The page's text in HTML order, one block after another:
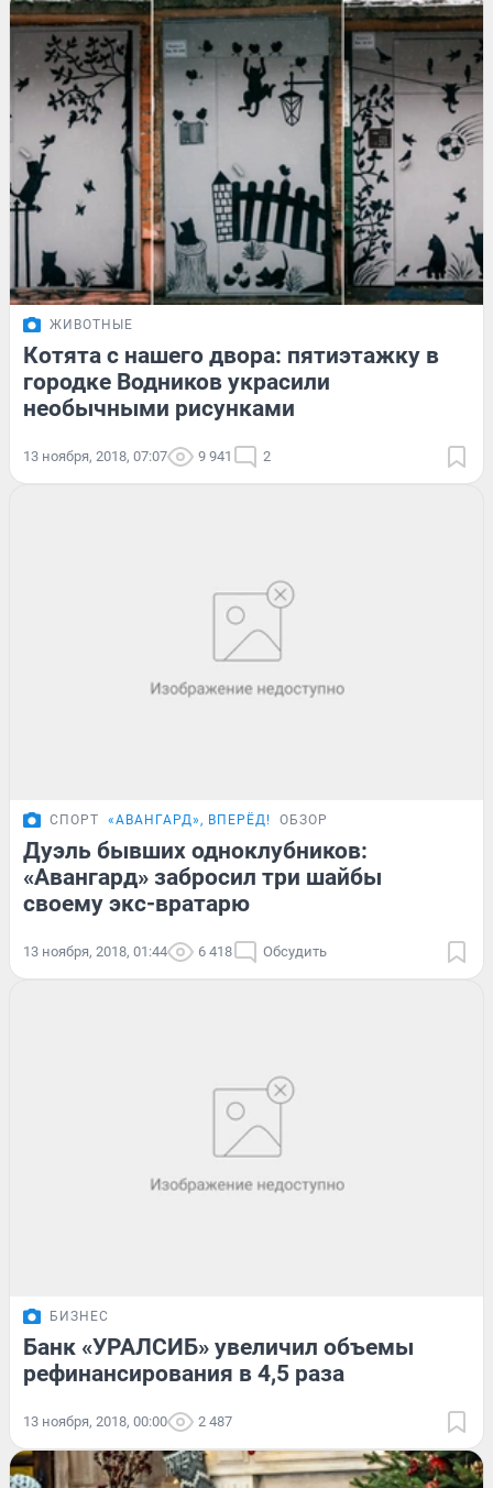
ЖИВОТНЫЕ
Котята с нашего двора: пятиэтажку в
городке Водников украсили
необычными рисунками
13 ноября, 2018, 07:07 9 941 2
СПОРТ «АВАНГАРД», ВПЕРЁД! ОБЗОР
Дуэль бывших одноклубников:
«Авангард» забросил три шайбы
своему экс-вратарю
13 ноября, 2018, 01:44 6 418 Обсудить
БИЗНЕС
Банк «УРАЛСИБ» увеличил объемы
рефинансирования в 4,5 раза
13 ноября, 2018, 00:00 2 487